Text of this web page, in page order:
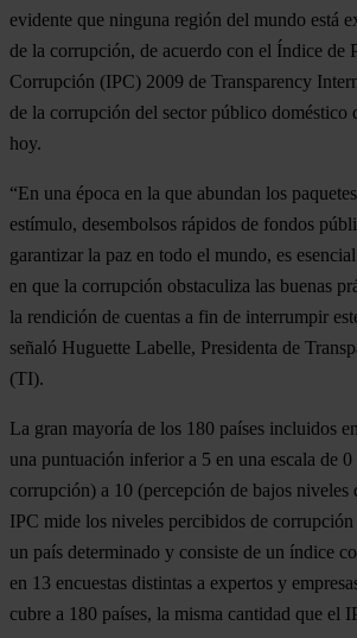
evidente que ninguna región del mundo está
de la corrupción, de acuerdo con el Índice de
Corrupción (IPC) 2009 de Transparency
de la corrupción del sector público doméstico
hoy.
“En una época en la que abundan los
estímulo, desembolsos rápidos de fondos
garantizar la paz en todo el mundo, es
en que la corrupción obstaculiza las buenas
la rendición de cuentas a fin de interrumpir
señaló Huguette Labelle, Presidenta de
(TI).
La gran mayoría de los 180 países incluidos
una puntuación inferior a 5 en una escala de
corrupción) a 10 (percepción de bajos niveles
IPC mide los niveles percibidos de
un país determinado y consiste de un índice
en 13 encuestas distintas a expertos y
cubre a 180 países, la misma cantidad que el